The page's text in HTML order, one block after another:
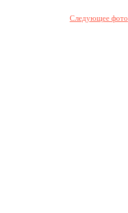
Следующее фото